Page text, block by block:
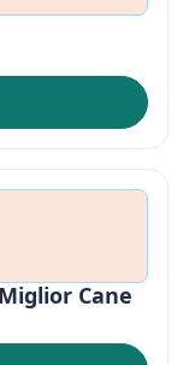
Cane